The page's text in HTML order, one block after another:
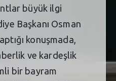
büyük ilgi
Başkanı Osman
konuşmada,
ve kardeşlik
bir bayram